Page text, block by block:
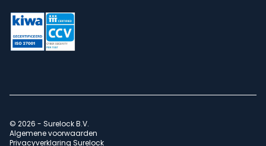
© 2026 - Surelock B.V.
Algemene voorwaarden
Privacyverklaring Surelock